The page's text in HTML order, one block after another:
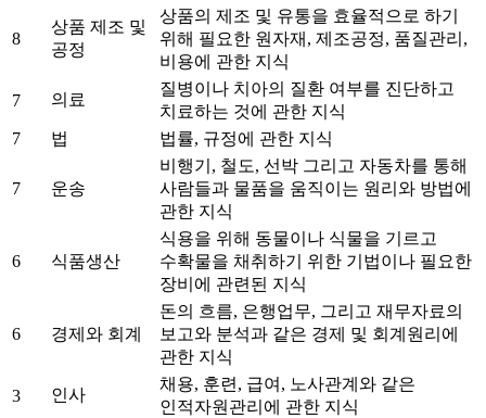
8
상품 제조 및
공정
상품의 제조 및 유통을 효율적으로 하기
위해 필요한 원자재, 제조공정, 품질관리,
비용에 관한 지식
7 의료
질병이나 치아의 질환 여부를 진단하고
치료하는 것에 관한 지식
7
법 법률, 규정에 관한 지식
7 운송
비행기, 철도, 선박 그리고 자동차를 통해
사람들과 물품을 움직이는 원리와 방법에
관한 지식
6 식품생산
식용을 위해 동물이나 식물을 기르고
수확물을 채취하기 위한 기법이나 필요한
장비에 관련된 지식
6 경제와 회계
돈의 흐름, 은행업무, 그리고 재무자료의
보고와 분석과 같은 경제 및 회계원리에
관한 지식
3 인사
채용, 훈련, 급여, 노사관계와 같은
인적자원관리에 관한 지식